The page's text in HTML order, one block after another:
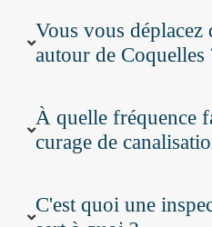
Vous vous déplacez
autour de Coquelles
À quelle fréquence
curage de
C'est quoi une